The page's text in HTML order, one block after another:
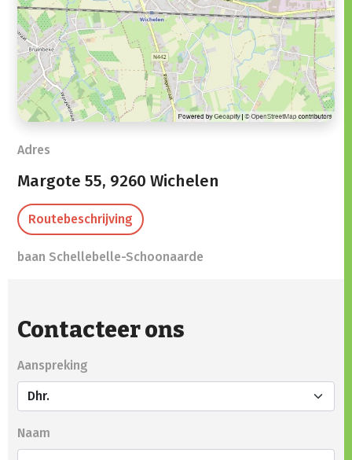
Adres
Margote 55, 9260 Wichelen
Routebeschrijving
baan Schellebelle-Schoonaarde
Contacteer ons
Aanspreking
Naam